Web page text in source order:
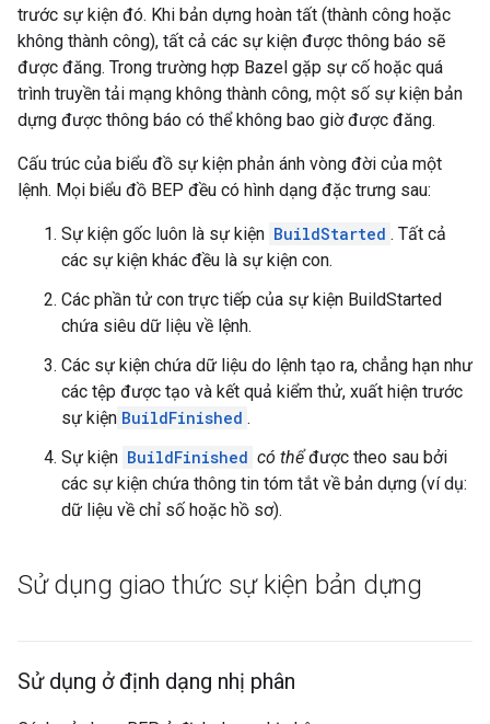
trước sự kiện đó. Khi bản dựng hoàn tất (thành công hoặc
không thành công), tất cả các sự kiện được thông báo sẽ
được đăng. Trong trường hợp Bazel gặp sự cố hoặc quá
trình truyền tải mạng không thành công, một số sự kiện bản
dựng được thông báo có thể không bao giờ được đăng.
Cấu trúc của biểu đồ sự kiện phản ánh vòng đời của một
lệnh. Mọi biểu đồ BEP đều có hình dạng đặc trưng sau:
Sự kiện gốc luôn là sự kiện BuildStarted . Tất cả
các sự kiện khác đều là sự kiện con.
Các phần tử con trực tiếp của sự kiện BuildStarted
chứa siêu dữ liệu về lệnh.
Các sự kiện chứa dữ liệu do lệnh tạo ra, chẳng hạn như
các tệp được tạo và kết quả kiểm thử, xuất hiện trước
sự kiện BuildFinished .
Sự kiện BuildFinished có thểđược theo sau bởi
các sự kiện chứa thông tin tóm tắt về bản dựng (ví dụ:
dữ liệu về chỉ số hoặc hồ sơ).
Sử dụng giao thức sự kiện bản dựng
Sử dụng ở định dạng nhị phân